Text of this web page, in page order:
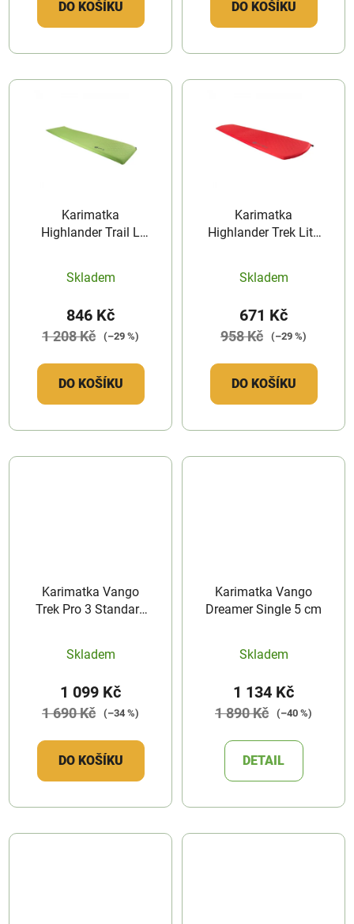
DO KOŠÍKU DO KOŠÍKU
Karimatka
Highlander Trail L
Skladem
846 Kč
1 208 Kč (–29 %)
DO KOŠÍKU
Karimatka
Highlander Trek Lite
Skladem
671 Kč
958 Kč (–29 %)
DO KOŠÍKU
Karimatka Vango
Trek Pro 3 Standard
Skladem
1 099 Kč
1 690 Kč (–34 %)
DO KOŠÍKU
Karimatka Vango
Dreamer Single 5 cm
Skladem
1 134 Kč
1 890 Kč (–40 %)
DETAIL